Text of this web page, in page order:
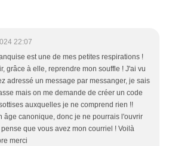
22:07
est une de mes petites respirations !
grâce à elle, reprendre mon souffle ! J'ai vu
adressé un message par messanger, je sais
mais on me demande de créer un code
auxquelles je ne comprend rien !!
âge canonique, donc je ne pourrais l'ouvrir
que vous avez mon courriel ! Voilà
merci